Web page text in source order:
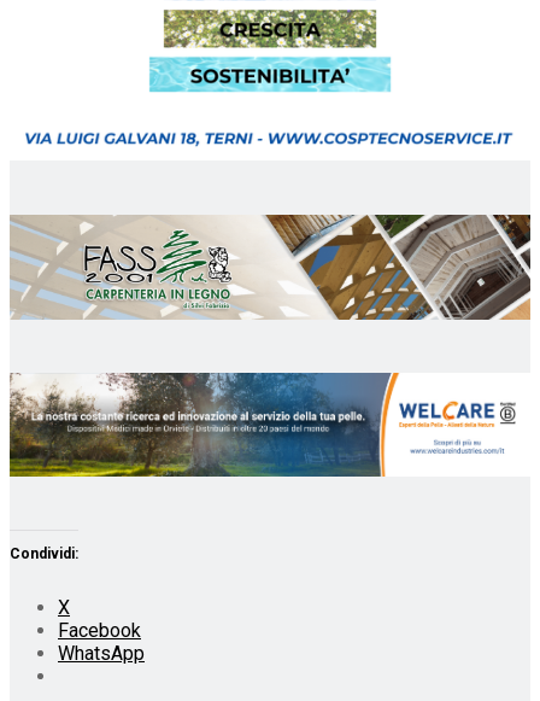
Condividi:
X
Facebook
WhatsApp